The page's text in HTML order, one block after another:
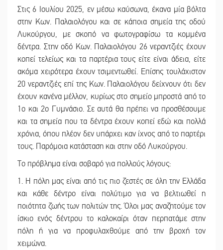
Στις 6 Ιουλίου 2025, εν μέσω καύσωνα, έκανα μία βόλτα
στην Κων. Παλαιολόγου και σε κάποια σημεία της οδού
Λυκούργου, με σκοπό να φωτογραφίσω τα κομμένα
δέντρα. Στην οδό Κων. Παλαιολόγου 26 νεραντζιές έχουν
κοπεί τελείως και τα παρτέρια τους είτε είναι άδεια, είτε
ακόμα χειρότερα έχουν τσιμεντωθεί. Επίσης τουλάχιστον
20 νεραντζιές επί της Κων. Παλαιολόγου δείχνουν ότι δεν
έχουν κανένα μέλλον, κυρίως στο σημείο μπροστά από το
1ο και 2ο Γυμνάσιο. Σε αυτά θα πρέπει να προσθέσουμε
και τα σημεία που τα δέντρα έχουν κοπεί εδώ και πολλά
χρόνια, όπου πλέον δεν υπάρχει καν ίχνος από το παρτέρι
τους. Παρόμοια κατάσταση και στην οδό Λυκούργου.
Το πρόβλημα είναι σοβαρό για πολλούς λόγους:
1. Η πόλη μας είναι από τις πιο ζεστές σε όλη την Ελλάδα
και κάθε δέντρο είναι πολύτιμο για να βελτιωθεί η
ποιότητα ζωής των πολιτών της. Όλοι μας αναζητούμε τον
ίσκιο ενός δέντρου το καλοκαίρι όταν περπατάμε στην
πόλη ή για να προφυλαχθούμε από την βροχή τον
χειμώνα.